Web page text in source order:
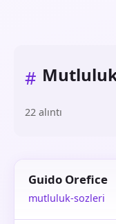
#
22 alıntı
Guido Orefice
mutluluk-sozleri